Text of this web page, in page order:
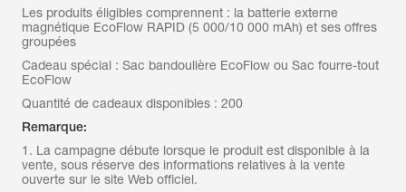
Les produits éligibles comprennent : la batterie externe
magnétique EcoFlow RAPID (5 000/10 000 mAh) et ses offres
groupées
Cadeau spécial : Sac bandoulière EcoFlow ou Sac fourre-tout
EcoFlow
Quantité de cadeaux disponibles : 200
Remarque:
1. La campagne débute lorsque le produit est disponible à la
vente, sous réserve des informations relatives à la vente
ouverte sur le site Web officiel.